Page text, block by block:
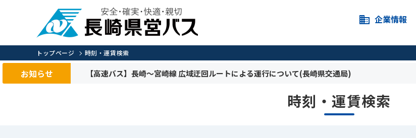
企業情報
トップページ 時刻・運賃検索
お知らせ 【高速バス】長崎～宮崎線 広域迂回ルートによる運行について(長崎県交通局)
時刻・運賃検索